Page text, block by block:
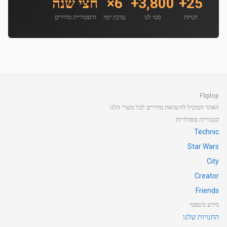
חנויות סטי לגו עדכון יומי היסטוריית מחירים
Fliplop
האתר המוביל להשוואת מחירים לכל מוצרי הלגו
קטגוריות פופולריות
Technic
Star Wars
City
Creator
Friends
מידע משפטי
החנויות שלנו